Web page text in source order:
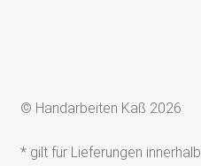
© Handarbeiten Käß 2026
* gilt für Lieferungen